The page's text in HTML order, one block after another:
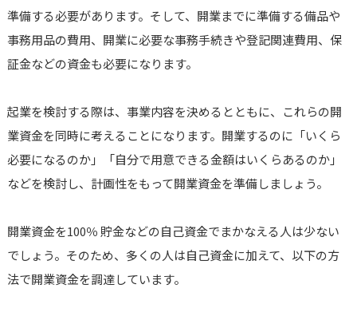
準備する必要があります。そして、開業までに準備する備品や
事務用品の費用、開業に必要な事務手続きや登記関連費用、保
証金などの資金も必要になります。
起業を検討する際は、事業内容を決めるとともに、これらの開
業資金を同時に考えることになります。開業するのに「いくら
必要になるのか」「自分で用意できる金額はいくらあるのか」
などを検討し、計画性をもって開業資金を準備しましょう。
開業資金を100％ 貯金などの自己資金でまかなえる人は少ない
でしょう。そのため、多くの人は自己資金に加えて、以下の方
法で開業資金を調達しています。